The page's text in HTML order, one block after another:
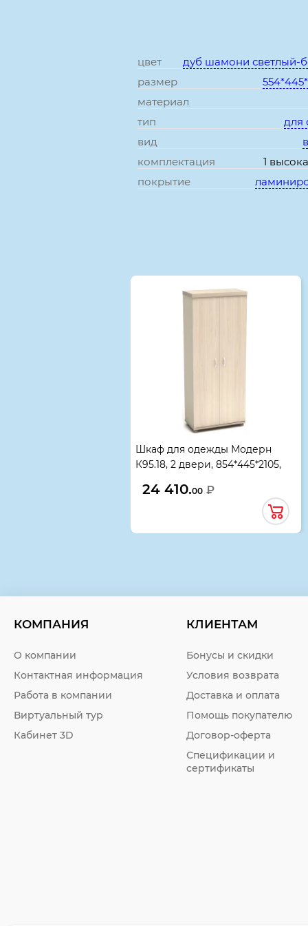
цвет
дуб шамони светлый-
размер
материал
тип
для
вид
комплектация
1
покрытие
Шкаф для одежды Модерн
К95.18, 2 двери, 854*445*2105,
24 410.00 ₽
КОМПАНИЯ
О компании
Контактная информация
Работа в компании
Виртуальный тур
Кабинет 3D
КЛИЕНТАМ
Бонусы и скидки
Условия возврата
Доставка и оплата
Помощь покупателю
Договор-оферта
Спецификации и
сертификаты